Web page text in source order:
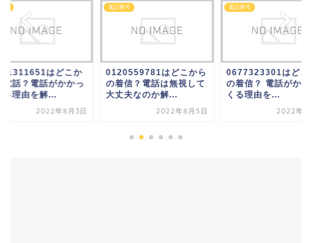
はどこか
電話？電話がかかっ
る理由を解...
2022年8月3日
電話番号
0120559781はどこから
の着信？電話は無視して
大丈夫なのか解...
2022年8月5日
電話番号
0677323301はどこ
の着信？ 電話がかか
くる理由を...
2022年8